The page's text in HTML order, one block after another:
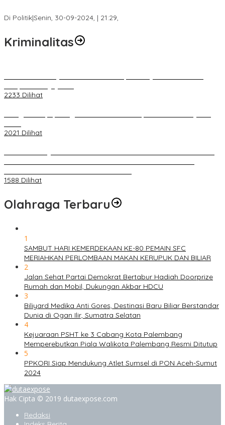
Di Politik|Senin, 30-09-2024, | 21:29,
Kriminalitas
2233 Dilihat
2021 Dilihat
1588 Dilihat
Olahraga Terbaru
1
SAMBUT HARI KEMERDEKAAN KE-80 PEMAIN SFC
MERIAHKAN PERLOMBAAN MAKAN KERUPUK DAN BILIAR
2
Jalan Sehat Partai Demokrat Bertabur Hadiah Doorprize
Rumah dan Mobil, Dukungan Akbar HDCU
3
Biliyard Medika Anti Gores, Destinasi Baru Biliar Berstandar
Dunia di Ogan Ilir, Sumatra Selatan
4
Kejuaraan PSHT ke 3 Cabang Kota Palembang
Memperebutkan Piala Walikota Palembang Resmi Ditutup
5
PPKORI Siap Mendukung Atlet Sumsel di PON Aceh-Sumut
2024
Hak Cipta © 2019 dutaexpose.com
Redaksi